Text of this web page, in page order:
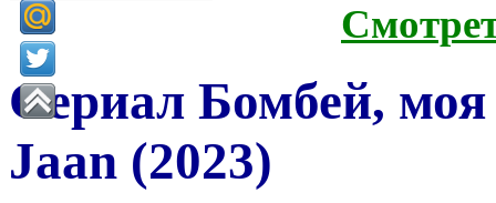
Сериал Бомбей,
Jaan (2023)